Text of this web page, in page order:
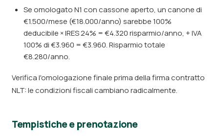
Se omologato N1 con cassone aperto, un canone di
€1.500/mese (€18.000/anno) sarebbe 100%
deducibile × IRES 24% = €4.320 risparmio/anno, + IVA
100% di €3.960 = €3.960. Risparmio totale
€8.280/anno.
Verifica l'omologazione finale prima della firma contratto
NLT: le condizioni fiscali cambiano radicalmente.
Tempistiche e prenotazione